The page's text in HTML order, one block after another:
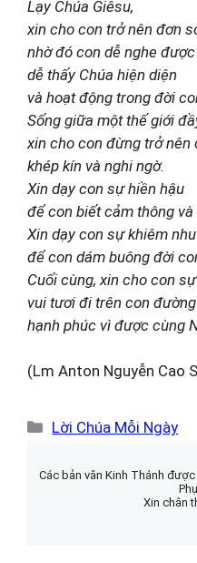
Lạy Chúa Giêsu,
xin cho con trở nên đơn
nhờ đó con dễ nghe
dễ thấy Chúa hiện diện
và hoạt động trong đời
Sống giữa một thế giới
xin cho con đừng trở nên
khép kín và nghi ngờ.
Xin dạy con sự hiền hậu
để con biết cảm thông
Xin dạy con sự khiêm nhu
để con dám buông đời
Cuối cùng, xin cho con
vui tươi đi trên con
hạnh phúc vì được cùng
(Lm Anton Nguyễn Cao
Danh
Lời Chúa Mỗi Ngày
Các bản văn Kinh Thánh
Xin chân